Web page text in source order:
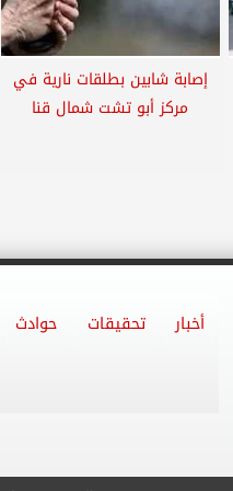
إصابة شابين بطلقات نارية في
مركز أبو تشت شمال قنا
أخبار تحقيقات حوادث